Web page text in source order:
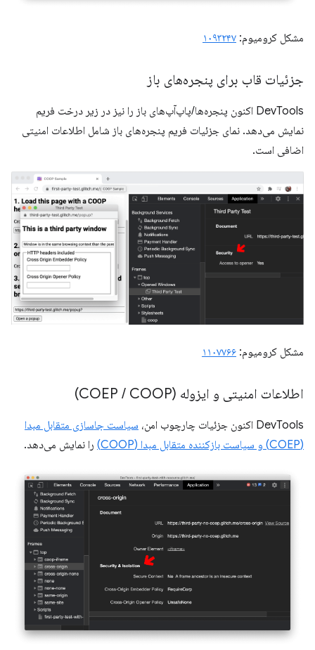
مشکل کرومیوم: ۱۰۹۳۲۴۷
جزئیات قاب برای پنجره‌های باز
DevTools اکنون پنجره‌ها/پاپ‌آپ‌های باز را نیز در زیر درخت فریم
نمایش می‌دهد. نمای جزئیات فریم پنجره‌های باز شامل اطلاعات امنیتی
اضافی است.
مشکل کرومیوم: ۱۱۰۷۷۶۶
اطلاعات امنیتی و ایزوله (COEP / COOP)
DevTools اکنون جزئیات چارچوب امن،
سیاست جاسازی متقابل مبدا
(COEP) و سیاست بازکننده متقابل مبدا (COOP)
را نمایش می‌دهد.